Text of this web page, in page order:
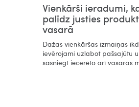
Vienkārši ieradumi,
palīdz justies
vasarā​
Dažas vienkāršas izmaiņas
ievērojami uzlabot pašsajūtu
sasniegt iecerēto arī vasaras